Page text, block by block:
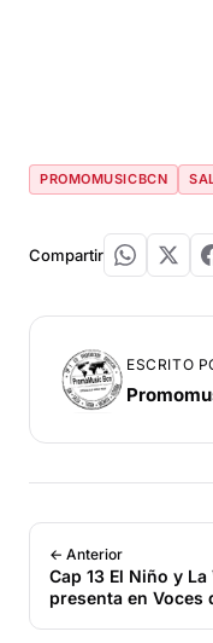
PROMOMUSICBCN
Compartir
ESCRITO
← Anterior
Cap 13 El Niño y La
presenta en Voces